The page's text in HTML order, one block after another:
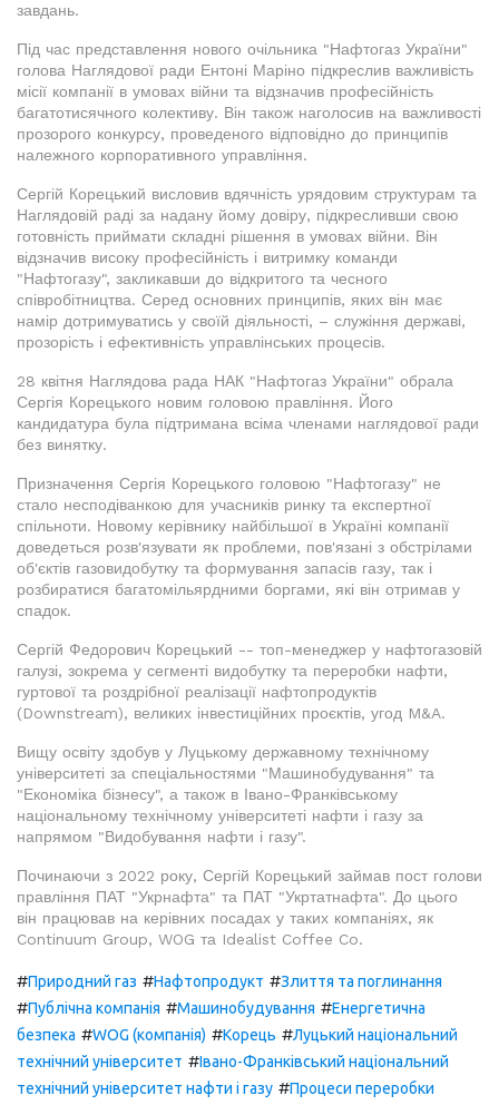
завдань.
Під час представлення нового очільника "Нафтогаз України"
голова Наглядової ради Ентоні Маріно підкреслив важливість
місії компанії в умовах війни та відзначив професійність
багатотисячного колективу. Він також наголосив на важливості
прозорого конкурсу, проведеного відповідно до принципів
належного корпоративного управління.
Сергій Корецький висловив вдячність урядовим структурам та
Наглядовій раді за надану йому довіру, підкресливши свою
готовність приймати складні рішення в умовах війни. Він
відзначив високу професійність і витримку команди
"Нафтогазу", закликавши до відкритого та чесного
співробітництва. Серед основних принципів, яких він має
намір дотримуватись у своїй діяльності, – служіння державі,
прозорість і ефективність управлінських процесів.
28 квітня Наглядова рада НАК "Нафтогаз України" обрала
Сергія Корецького новим головою правління. Його
кандидатура була підтримана всіма членами наглядової ради
без винятку.
Призначення Сергія Корецького головою "Нафтогазу" не
стало несподіванкою для учасників ринку та експертної
спільноти. Новому керівнику найбільшої в Україні компанії
доведеться розв'язувати як проблеми, пов'язані з обстрілами
об'єктів газовидобутку та формування запасів газу, так і
розбиратися багатомільярдними боргами, які він отримав у
спадок.
Сергій Федорович Корецький -- топ-менеджер у нафтогазовій
галузі, зокрема у сегменті видобутку та переробки нафти,
гуртової та роздрібної реалізації нафтопродуктів
(Downstream), великих інвестиційних проєктів, угод M&A.
Вищу освіту здобув у Луцькому державному технічному
університеті за спеціальностями "Машинобудування" та
"Економіка бізнесу", а також в Івано-Франківському
національному технічному університеті нафти і газу за
напрямом "Видобування нафти і газу".
Починаючи з 2022 року, Сергій Корецький займав пост голови
правління ПАТ "Укрнафта" та ПАТ "Укртатнафта". До цього
він працював на керівних посадах у таких компаніях, як
Continuum Group, WOG та Idealist Coffee Co.
#Природний газ #Нафтопродукт #Злиття та поглинання
#Публічна компанія #Машинобудування #Енергетична
безпека #WOG (компанія) #Корець #Луцький національний
технічний університет #Івано-Франківський національний
технічний університет нафти і газу #Процеси переробки